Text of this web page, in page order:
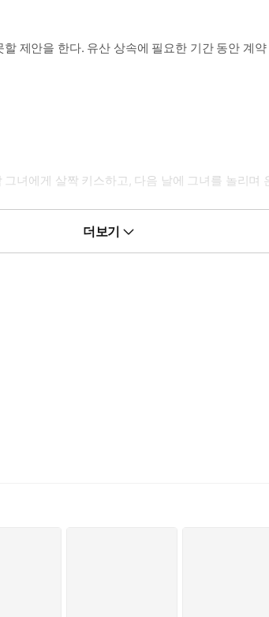
제안을 한다. 유산 상속에 필요한 기간 동안 계
녀에게 살짝 키스하고, 다음 날에 그녀를 놀리
더보기